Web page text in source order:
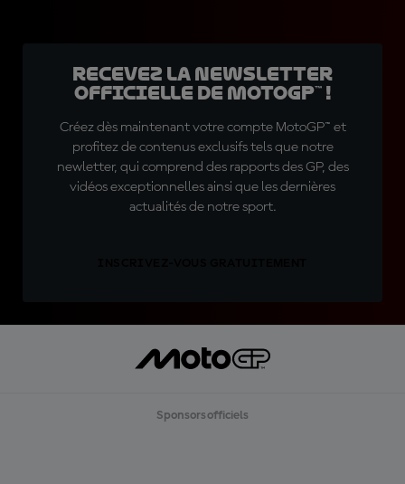
Recevez la Newsletter
officielle de MotoGP™ !
Créez dès maintenant votre compte MotoGP™ et
profitez de contenus exclusifs tels que notre
newletter, qui comprend des rapports des GP, des
vidéos exceptionnelles ainsi que les dernières
actualités de notre sport.
Sponsors officiels